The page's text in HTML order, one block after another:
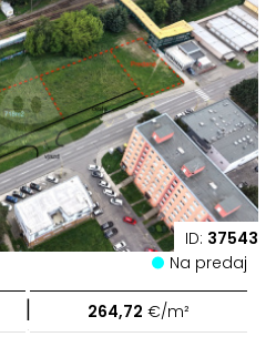
ID: 37543
Na predaj
| 264,72 €/m²